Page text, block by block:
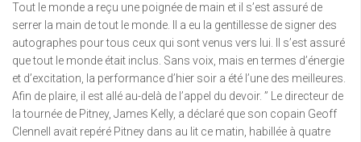
Tout le monde a reçu une poignée de main et il s’est assuré de
serrer la main de tout le monde. Il a eu la gentillesse de signer des
autographes pour tous ceux qui sont venus vers lui. Il s’est assuré
que tout le monde était inclus. Sans voix, mais en termes d’énergie
et d’excitation, la performance d’hier soir a été l’une des meilleures.
Afin de plaire, il est allé au-delà de l’appel du devoir. ” Le directeur de
la tournée de Pitney, James Kelly, a déclaré que son copain Geoff
Clennell avait repéré Pitney dans au lit ce matin, habillée à quatre